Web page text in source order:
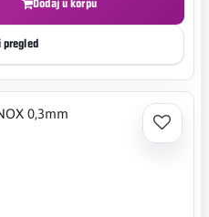
Dodaj u korpu
pregled